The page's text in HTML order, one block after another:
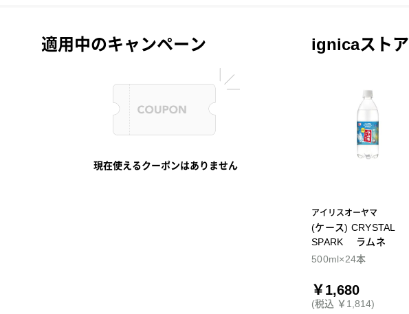
適用中のキャンペーン
現在使えるクーポンはありません
ignicaストア
アイリスオーヤマ
(ケース) CRYSTAL
SPARK ラムネ
500ml×24本
￥1,680
(税込 ￥1,814)